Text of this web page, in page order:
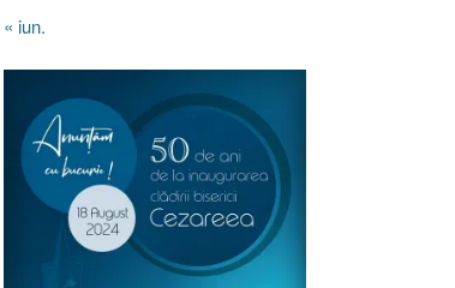
« iun.